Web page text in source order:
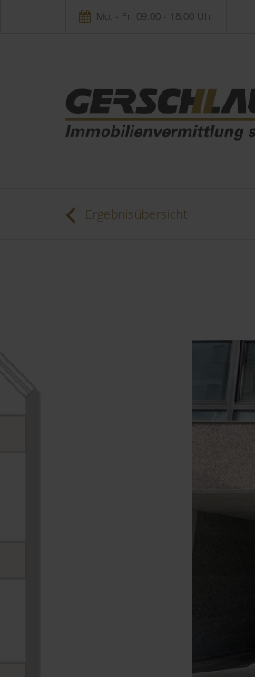
Mo. - Fr. 09.00 - 18.00 Uhr
Ergebnisübersicht